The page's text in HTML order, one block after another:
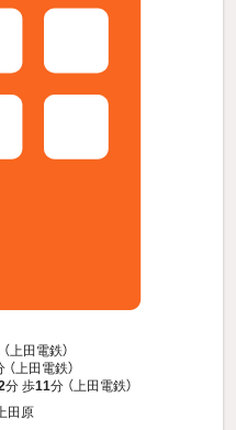
上田電鉄）
（上田電鉄）
分 歩11分 （上田電鉄）
田原